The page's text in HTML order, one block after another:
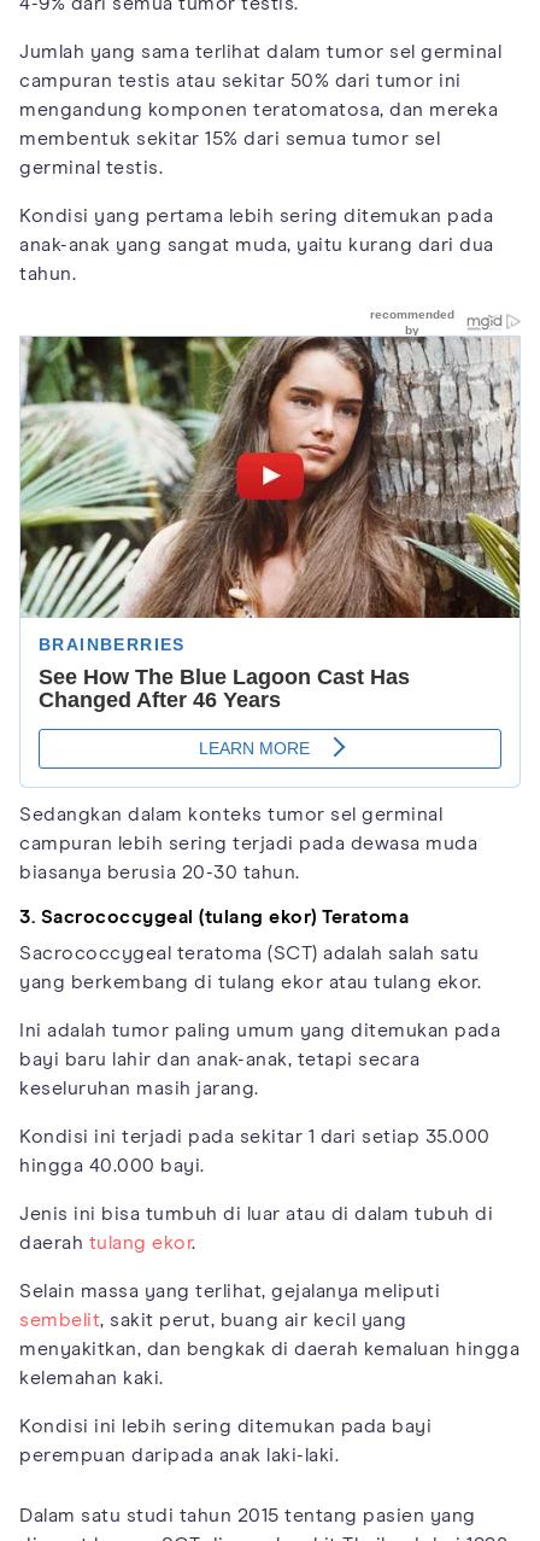
Jumlah yang sama terlihat dalam tumor sel germinal
campuran testis atau sekitar 50% dari tumor ini
mengandung komponen teratomatosa, dan mereka
membentuk sekitar 15% dari semua tumor sel
germinal testis.
Kondisi yang pertama lebih sering ditemukan pada
anak-anak yang sangat muda, yaitu kurang dari dua
tahun.
Sedangkan dalam konteks tumor sel germinal
campuran lebih sering terjadi pada dewasa muda
biasanya berusia 20-30 tahun.
3. Sacrococcygeal (tulang ekor) Teratoma
Sacrococcygeal teratoma (SCT) adalah salah satu
yang berkembang di tulang ekor atau tulang ekor.
Ini adalah tumor paling umum yang ditemukan pada
bayi baru lahir dan anak-anak, tetapi secara
keseluruhan masih jarang.
Kondisi ini terjadi pada sekitar 1 dari setiap 35.000
hingga 40.000 bayi.
Jenis ini bisa tumbuh di luar atau di dalam tubuh di
daerah tulang ekor.
Selain massa yang terlihat, gejalanya meliputi
sembelit, sakit perut, buang air kecil yang
menyakitkan, dan bengkak di daerah kemaluan hingga
kelemahan kaki.
Kondisi ini lebih sering ditemukan pada bayi
perempuan daripada anak laki-laki.
Dalam satu studi tahun 2015 tentang pasien yang